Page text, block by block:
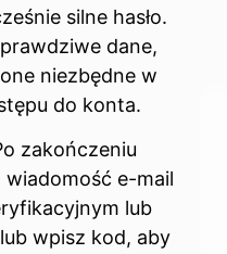
silne hasło.
dane,
niezbędne w
do konta.
zakończeniu
e-mail
lub
wpisz kod, aby